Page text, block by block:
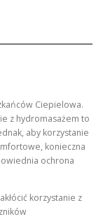
Ciepielowa.
z hydromasażem to
aby korzystanie
konieczna
ochrona
korzystanie z